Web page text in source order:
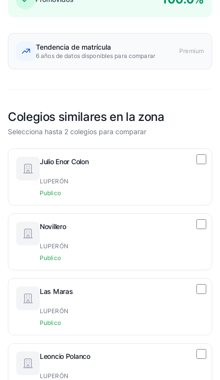
Tendencia de matrícula
6 años de datos disponibles para comparar
Premium
Colegios similares en la zona
Selecciona hasta 2 colegios para comparar
Julio Enor Colon
LUPERÓN
Publico
Novillero
LUPERÓN
Publico
Las Maras
LUPERÓN
Publico
Leoncio Polanco
LUPERÓN